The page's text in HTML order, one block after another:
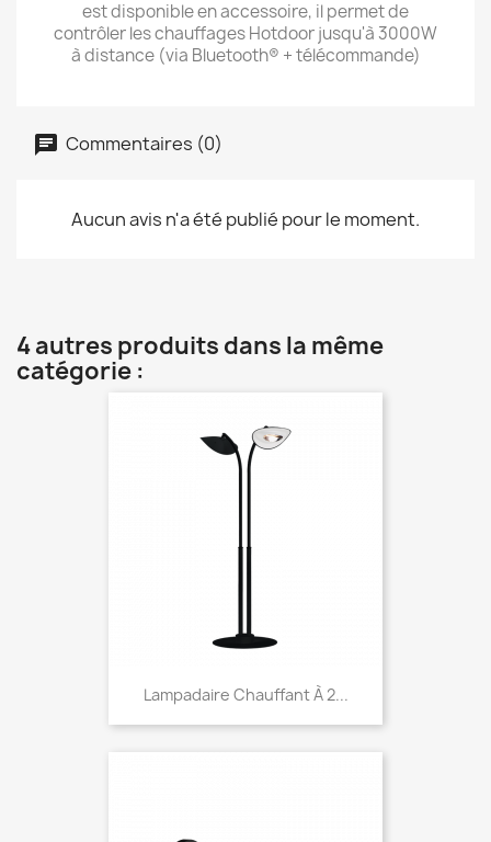
est disponible en accessoire, il permet de
contrôler les chauffages Hotdoor jusqu'à 3000W
à distance (via Bluetooth® + télécommande)
Commentaires (0)
Aucun avis n'a été publié pour le moment.
4 autres produits dans la même
catégorie :
Lampadaire Chauffant À 2...